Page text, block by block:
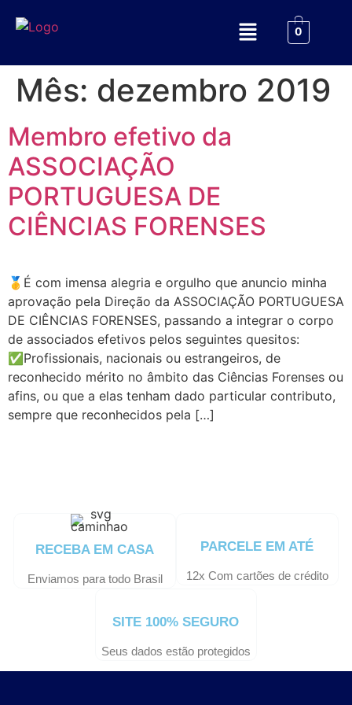
0
Mês: dezembro 2019
Membro efetivo da
ASSOCIAÇÃO
PORTUGUESA DE
CIÊNCIAS FORENSES
🥇É com imensa alegria e orgulho que anuncio minha
aprovação pela Direção da ASSOCIAÇÃO PORTUGUESA
DE CIÊNCIAS FORENSES, passando a integrar o corpo
de associados efetivos pelos seguintes quesitos:
✅Profissionais, nacionais ou estrangeiros, de
reconhecido mérito no âmbito das Ciências Forenses ou
afins, ou que a elas tenham dado particular contributo,
sempre que reconhecidos pela […]
RECEBA EM CASA
Enviamos para todo Brasil
PARCELE EM ATÉ
12x Com cartões de crédito
SITE 100% SEGURO
Seus dados estão protegidos